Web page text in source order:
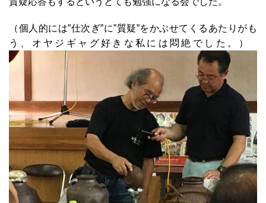
（個人的には”仕次ぎ”に”質疑”をかぶせてくるあたりがも
う、オヤジギャグ好きな私には悶絶でした。）